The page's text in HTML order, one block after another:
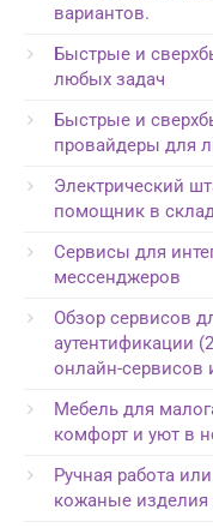
вариантов.
Быстрые и
любых задач
Быстрые и
провайдеры для
Электрический
помощник в
Сервисы для
мессенджеров
Обзор сервисов
аутентификации
онлайн-сервисов
Мебель для
комфорт и уют в
Ручная работа
кожаные изделия